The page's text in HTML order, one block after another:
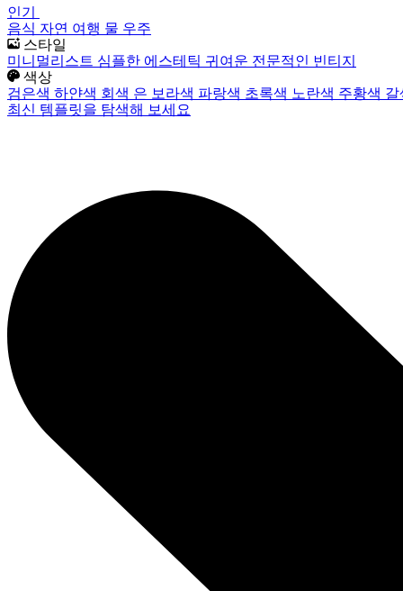
인기
음식 자연 여행 물 우주
스타일
미니멀리스트 심플한 에스테틱 귀여운 전문적인 빈티지
색상
검은색 하얀색 회색 은 보라색 파랑색 초록색 노란색 주황색
최신 템플릿을 탐색해 보세요